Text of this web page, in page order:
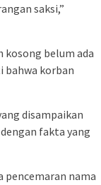
saksi,”
kosong belum ada
bahwa korban
disampaikan
fakta yang
pencemaran nama